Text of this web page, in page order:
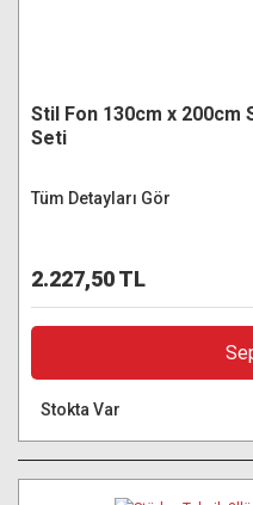
Stil Fon 130cm x 200cm
Seti
Tüm Detayları Gör
2.227,50 TL
Stokta Var